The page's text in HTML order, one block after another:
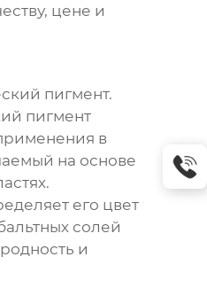
цене и
пигмент.
пигмент
в
на основе
его цвет
солей
и